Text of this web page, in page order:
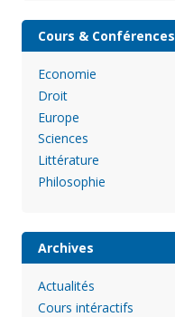
Cours & Conférences
Economie
Droit
Europe
Sciences
Littérature
Philosophie
Archives
Actualités
Cours intéractifs